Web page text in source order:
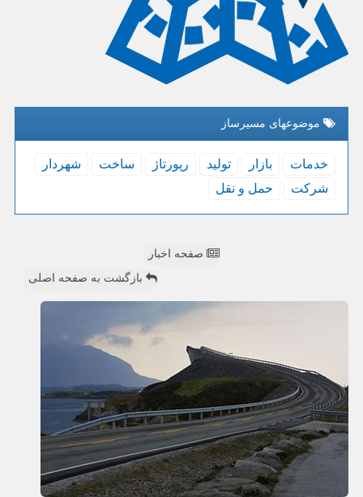
موضوعهای مسیرساز
خدمات بازار تولید رپورتاژ ساخت
شهردار
شركت
حمل و نقل
صفحه اخبار
بازگشت به صفحه اصلی